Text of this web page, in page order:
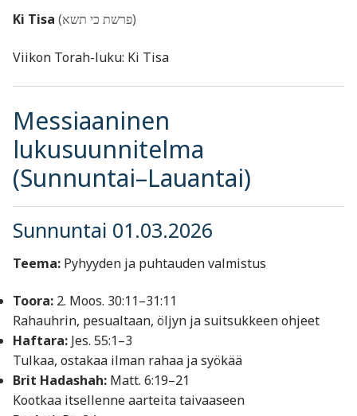
Ki Tisa (פרשת כי תשא)
Viikon Torah-luku: Ki Tisa
Messiaaninen
lukusuunnitelma
(Sunnuntai–Lauantai)
Sunnuntai 01.03.2026
Teema: Pyhyyden ja puhtauden valmistus
Toora: 2. Moos. 30:11–31:11
Rahauhrin, pesualtaan, öljyn ja suitsukkeen ohjeet
Haftara: Jes. 55:1–3
Tulkaa, ostakaa ilman rahaa ja syökää
Brit Hadashah: Matt. 6:19–21
Kootkaa itsellenne aarteita taivaaseen